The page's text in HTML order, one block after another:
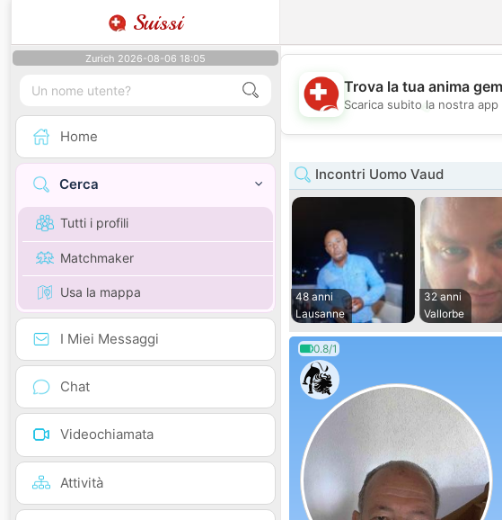
Suissi
Zurich 2026-08-06 18:05
Home
Cerca
Tutti i profili
Matchmaker
Usa la mappa
I Miei Messaggi
Chat
Videochiamata
Attività
💖
Trova la tua anima
Scarica subito la nostra
Incontri Uomo Vaud
48 anni
Lausanne
32 anni
Vallorbe
0.8/1